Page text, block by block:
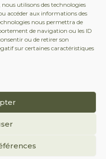
utilisons des technologies
accéder aux informations des
nous permettra de
de navigation ou les ID
ou de retirer son
sur certaines caractéristiques